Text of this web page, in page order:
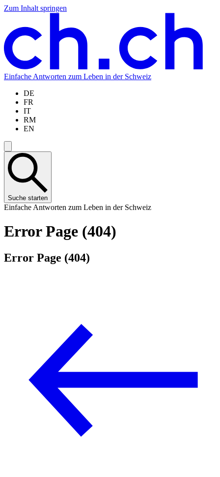
Zum Inhalt springen
Zum
springen
Zur
springen
Zur
springen
Zur
springen
Einfache Antworten zum Leben in der Schweiz
DE
FR
IT
RM
EN
Suche starten
Einfache Antworten zum Leben in der Schweiz
Error Page (404)
Error Page (404)